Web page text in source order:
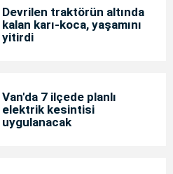
Devrilen traktörün altında
kalan karı-koca, yaşamını
yitirdi
Van'da 7 ilçede planlı
elektrik kesintisi
uygulanacak